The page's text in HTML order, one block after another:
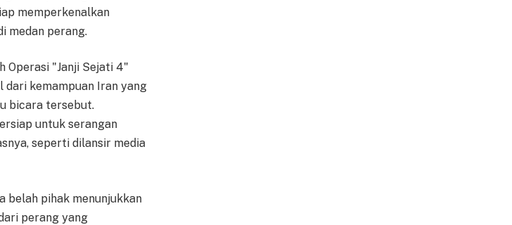
memperkenalkan
medan perang.
Operasi "Janji Sejati 4"
dari kemampuan Iran yang
bicara tersebut.
untuk serangan
seperti dilansir media
belah pihak menunjukkan
perang yang